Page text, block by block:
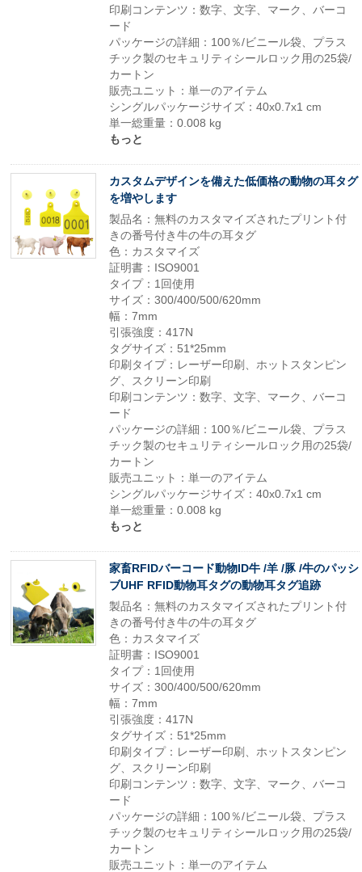
印刷コンテンツ：数字、文字、マーク、バーコ
ード
パッケージの詳細：100％/ビニール袋、プラス
チック製のセキュリティシールロック用の25袋/
カートン
販売ユニット：単一のアイテム
シングルパッケージサイズ：40x0.7x1 cm
単一総重量：0.008 kg
もっと
カスタムデザインを備えた低価格の動物の耳タグ
を増やします
製品名：無料のカスタマイズされたプリント付
きの番号付き牛の牛の耳タグ
色：カスタマイズ
証明書：ISO9001
タイプ：1回使用
サイズ：300/400/500/620mm
幅：7mm
引張強度：417N
タグサイズ：51*25mm
印刷タイプ：レーザー印刷、ホットスタンピン
グ、スクリーン印刷
印刷コンテンツ：数字、文字、マーク、バーコ
ード
パッケージの詳細：100％/ビニール袋、プラス
チック製のセキュリティシールロック用の25袋/
カートン
販売ユニット：単一のアイテム
シングルパッケージサイズ：40x0.7x1 cm
単一総重量：0.008 kg
もっと
家畜RFIDバーコード動物ID牛 /羊 /豚 /牛のパッシ
ブUHF RFID動物耳タグの動物耳タグ追跡
製品名：無料のカスタマイズされたプリント付
きの番号付き牛の牛の耳タグ
色：カスタマイズ
証明書：ISO9001
タイプ：1回使用
サイズ：300/400/500/620mm
幅：7mm
引張強度：417N
タグサイズ：51*25mm
印刷タイプ：レーザー印刷、ホットスタンピン
グ、スクリーン印刷
印刷コンテンツ：数字、文字、マーク、バーコ
ード
パッケージの詳細：100％/ビニール袋、プラス
チック製のセキュリティシールロック用の25袋/
カートン
販売ユニット：単一のアイテム